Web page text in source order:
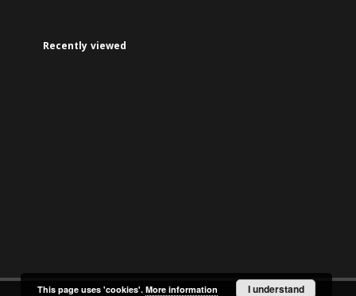
Recently viewed
This page uses 'cookies'. More information I understand